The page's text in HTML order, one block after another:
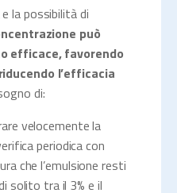
la possibilità di
può
efficace, favorendo
l’efficacia
di:
velocemente la
periodica con
che l’emulsione resti
solito tra il 3% e il